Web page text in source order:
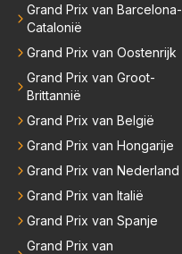
Grand Prix van Barcelona-
Catalonië
Grand Prix van Oostenrijk
Grand Prix van Groot-
Brittannië
Grand Prix van België
Grand Prix van Hongarije
Grand Prix van Nederland
Grand Prix van Italië
Grand Prix van Spanje
Grand Prix van